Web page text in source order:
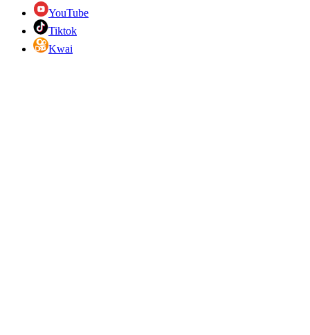
YouTube
Tiktok
Kwai